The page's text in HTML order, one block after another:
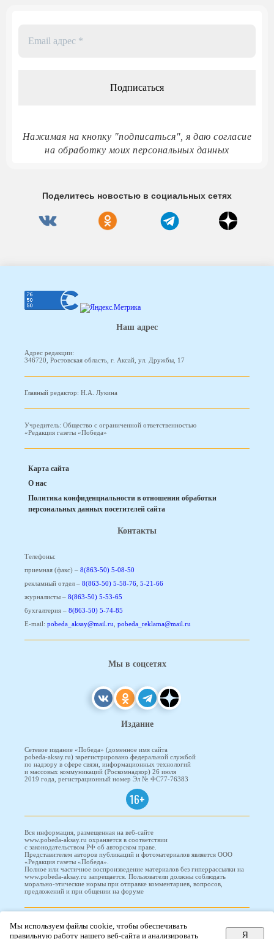
Нажимая на кнопку "подписаться", я даю согласие
на обработку моих персональных данных
Поделитесь новостью в социальных сетях
Наш адрес
Адрес редакции:
346720, Ростовская область, г. Аксай, ул. Дружбы, 17
Главный редактор: Н.А. Лукина
Учредитель: Общество с ограниченной ответственностью
«Редакция газеты «Победа»
Карта сайта
О нас
Политика конфиденциальности в отношении обработки
персональных данных посетителей сайта
Контакты
Телефоны:
приемная (факс) – 8(863-50) 5-08-50
рекламный отдел – 8(863-50) 5-58-76, 5-21-66
журналисты – 8(863-50) 5-53-65
бухгалтерия – 8(863-50) 5-74-85
E-mail: pobeda_aksay@mail.ru, pobeda_reklama@mail.ru
Мы в соцсетях
Издание
Сетевое издание «Победа» (доменное имя сайта
pobeda-aksay.ru) зарегистрировано федеральной службой
по надзору в сфере связи, информационных технологий
и массовых коммуникаций (Роскомнадзор) 26 июля
2019 года, регистрационный номер Эл № ФС77-76383
16+
Вся информация, размещенная на веб-сайте
www.pobeda-aksay.ru охраняется в соответствии
с законодательством РФ об авторском праве.
Представителем авторов публикаций и фотоматериалов является ООО
«Редакция газеты «Победа».
Полное или частичное воспроизведение материалов без гиперрассылки на
www.pobeda-aksay.ru запрещается. Пользователи должны соблюдать
морально-этические нормы при отправке комментариев, вопросов,
предложений и при общении на форуме
ПОБЕДА © 2010-2026
Мы используем файлы cookie, чтобы обеспечивать
правильную работу нашего веб-сайта и анализировать
Я